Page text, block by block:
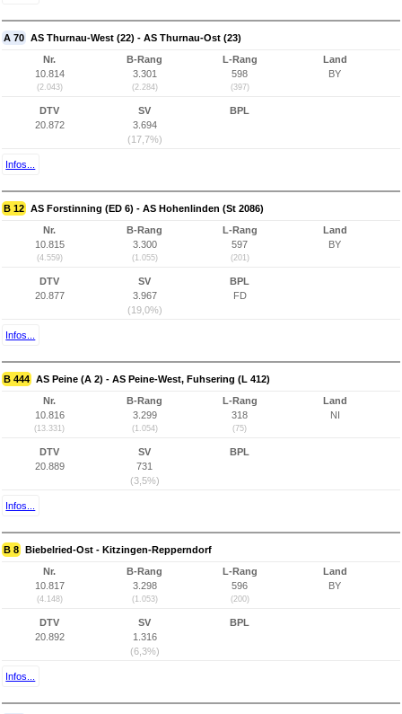
A 70 AS Thurnau-West (22) - AS Thurnau-Ost (23)
Nr.
10.814
(2.043)
B-Rang
3.301
(2.284)
L-Rang
598
(397)
Land
BY
DTV
20.872
SV
3.694
(17,7%)
BPL
Infos...
B 12 AS Forstinning (ED 6) - AS Hohenlinden (St 2086)
Nr.
10.815
(4.559)
B-Rang
3.300
(1.055)
L-Rang
597
(201)
Land
BY
DTV
20.877
SV
3.967
(19,0%)
BPL
FD
Infos...
B 444 AS Peine (A 2) - AS Peine-West, Fuhsering (L 412)
Nr.
10.816
(13.331)
B-Rang
3.299
(1.054)
L-Rang
318
(75)
Land
NI
DTV
20.889
SV
731
(3,5%)
BPL
Infos...
B 8 Biebelried-Ost - Kitzingen-Repperndorf
Nr.
10.817
(4.148)
B-Rang
3.298
(1.053)
L-Rang
596
(200)
Land
BY
DTV
20.892
SV
1.316
(6,3%)
BPL
Infos...